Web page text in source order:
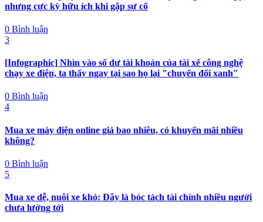
nhưng cực kỳ hữu ích khi gặp sự cố
0 Bình luận
3
[Infographic] Nhìn vào số dư tài khoản của tài xế công nghệ
chạy xe điện, ta thấy ngay tại sao họ lại "chuyển đổi xanh"
0 Bình luận
4
Mua xe máy điện online giá bao nhiêu, có khuyến mãi nhiều
không?
0 Bình luận
5
Mua xe dễ, nuôi xe khó: Đây là bóc tách tài chính nhiều người
chưa lường tới